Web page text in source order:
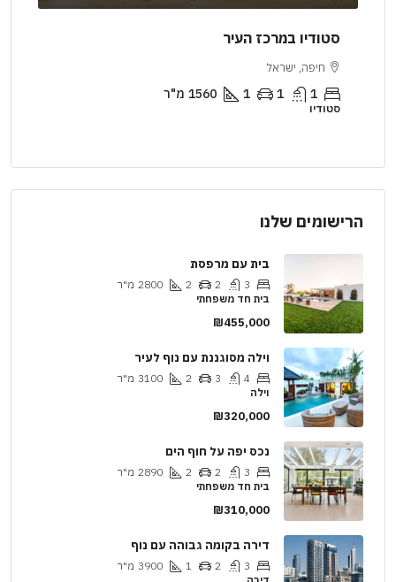
סטודיו במרכז העיר
חיפה, ישראל
1
1
1
1560 מ"ר
סטודיו
הרישומים שלנו
בית עם מרפסת
3
2
2
2800 מ"ר
בית חד משפחתי
₪455,000
וילה מסוגננת עם נוף לעיר
4
3
2
3100 מ"ר
וילה
₪320,000
נכס יפה על חוף הים
3
2
2
2890 מ"ר
בית חד משפחתי
₪310,000
דירה בקומה גבוהה עם נוף
3
2
1
3900 מ"ר
דירה